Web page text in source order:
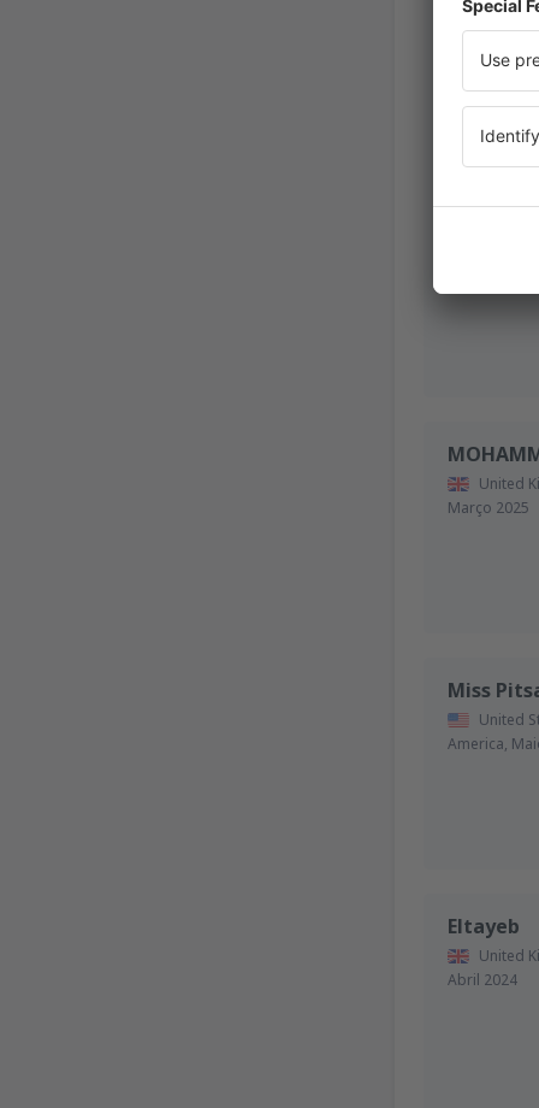
Omar
United
Novembro
United
Março 2025
Miss
United
America,
Eltayeb
United
Abril 2024